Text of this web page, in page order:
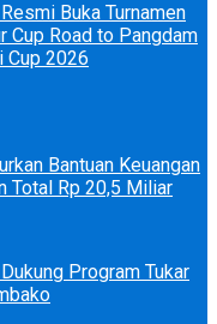
Buka Turnamen
Cup Road to Pangdam
Cup 2026
Bantuan Keuangan
Total Rp 20,5 Miliar
Program Tukar